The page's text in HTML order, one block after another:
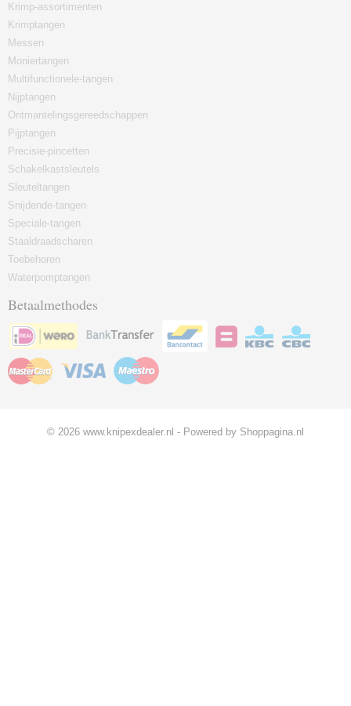
Krimp-assortimenten
Krimptangen
Messen
Moniertangen
Multifunctionele-tangen
Nijptangen
Ontmantelingsgereedschappen
Pijptangen
Precisie-pincetten
Schakelkastsleutels
Sleuteltangen
Snijdende-tangen
Speciale-tangen
Staaldraadscharen
Toebehoren
Waterpomptangen
Betaalmethodes
© 2026 www.knipexdealer.nl - Powered by Shoppagina.nl